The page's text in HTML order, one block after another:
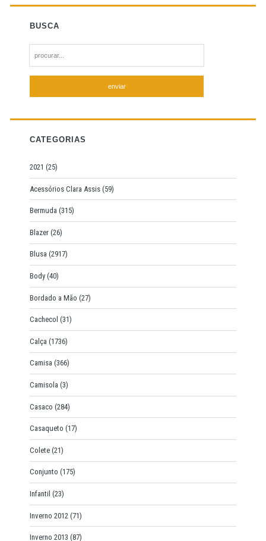
BUSCA
e
h
f
r
:
CATEGORIAS
2021 (25)
Acessórios Clara Assis (59)
Bermuda (315)
Blazer (26)
Blusa (2917)
Body (40)
Bordado a Mão (27)
Cachecol (31)
Calça (1736)
Camisa (366)
Camisola (3)
Casaco (284)
Casaqueto (17)
Colete (21)
Conjunto (175)
Infantil (23)
Inverno 2012 (71)
Inverno 2013 (87)